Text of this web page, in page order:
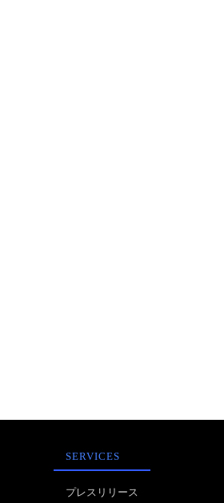
SERVICES
プレスリリース